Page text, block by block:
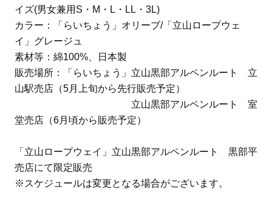
イズ(男女兼用S・M・L・LL・3L)
カラー：「らいちょう」オリーブ/「立山ロープウェ
イ」グレージュ
素材等：綿100%、日本製
販売場所：「らいちょう」立山黒部アルペンルート 立
山駅売店（5月上旬から先行販売予定）
立山黒部アルペンルート 室
堂売店（6月頃から販売予定）
「立山ロープウェイ」立山黒部アルペンルート 黒部平
売店にて限定販売
※スケジュールは変更となる場合がございます。